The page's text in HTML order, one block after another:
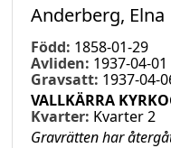
Anderberg, Elna
Född: 1858-01-29
Avliden: 1937-04-01
Gravsatt: 1937-04-
VALLKÄRRA
Kvarter: Kvarter 2
Gravrätten har